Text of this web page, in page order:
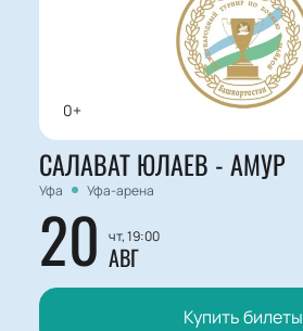
0+
САЛАВАТ ЮЛАЕВ - АМУР
Уфа Уфа-арена
20 чт, 19:00
АВГ
Купить билеты